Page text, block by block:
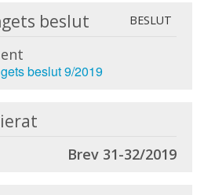
beslut BESLUT
beslut 9/2019
Brev 31-32/2019